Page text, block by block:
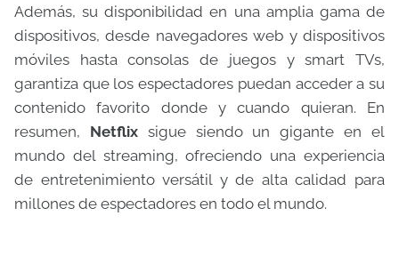
Además, su disponibilidad en una amplia gama de
dispositivos, desde navegadores web y dispositivos
móviles hasta consolas de juegos y smart TVs,
garantiza que los espectadores puedan acceder a su
contenido favorito donde y cuando quieran. En
resumen, Netflixsigue siendo un gigante en el
mundo del streaming, ofreciendo una experiencia
de entretenimiento versátil y de alta calidad para
millones de espectadores en todo el mundo.